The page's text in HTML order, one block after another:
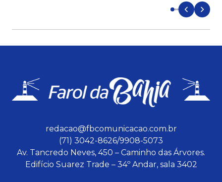
redacao@fbcomunicacao.com.br
(71) 3042-8626/9908-5073
Av. Tancredo Neves, 450 – Caminho das Árvores.
Edifício Suarez Trade – 34º Andar, sala 3402